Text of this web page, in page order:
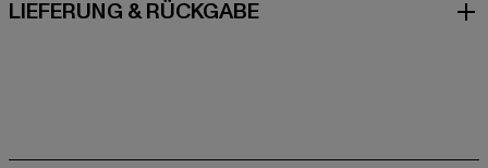
LIEFERUNG & RÜCKGABE